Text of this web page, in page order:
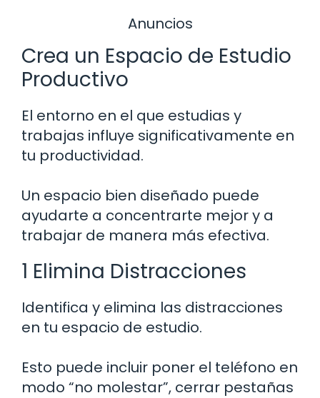
Anuncios
Crea un Espacio de Estudio
Productivo
El entorno en el que estudias y
trabajas influye significativamente en
tu productividad.
Un espacio bien diseñado puede
ayudarte a concentrarte mejor y a
trabajar de manera más efectiva.
1 Elimina Distracciones
Identifica y elimina las distracciones
en tu espacio de estudio.
Esto puede incluir poner el teléfono en
modo “no molestar”, cerrar pestañas